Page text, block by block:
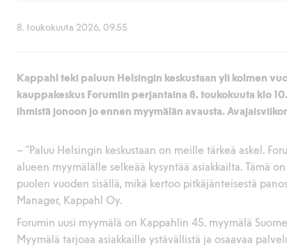
8. toukokuuta 2026, 09.55
Kappahl teki paluun Helsingin keskustaan yli kolmen
kauppakeskus Forumiin perjantaina 8. toukokuuta klo
ihmistä jonoon jo ennen myymälän avausta.
– “Paluu Helsingin keskustaan on meille tärkeä askel.
alueen myymälälle selkeää kysyntää asiakkailta. Tämä
puolen vuoden sisällä, mikä kertoo pitkäjänteisestä
Manager, Kappahl Oy.
Forumin uusi myymälä on Kappahlin 45. myymälä
Myymälä tarjoaa asiakkaille ystävällistä ja osaavaa